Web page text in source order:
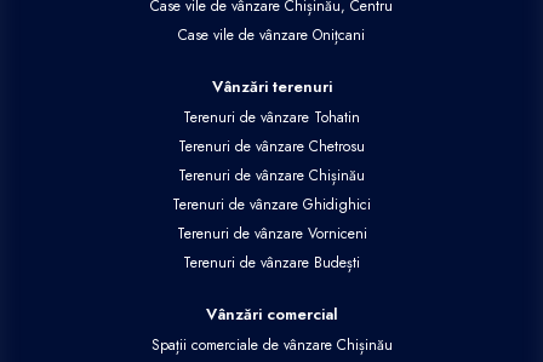
Case vile de vânzare Chișinău, Centru
Case vile de vânzare Onițcani
Vânzări terenuri
Terenuri de vânzare Tohatin
Terenuri de vânzare Chetrosu
Terenuri de vânzare Chișinău
Terenuri de vânzare Ghidighici
Terenuri de vânzare Vorniceni
Terenuri de vânzare Budești
Vânzări comercial
Spații comerciale de vânzare Chișinău